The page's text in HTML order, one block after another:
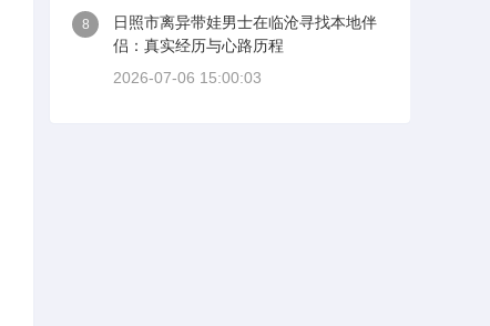
8
日照市离异带娃男士在临沧寻找本地伴
侣：真实经历与心路历程
2026-07-06 15:00:03